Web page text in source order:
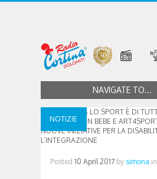
NAVIGATE TO...
NOTIZIE
Posted 10 April 2017 by simona in